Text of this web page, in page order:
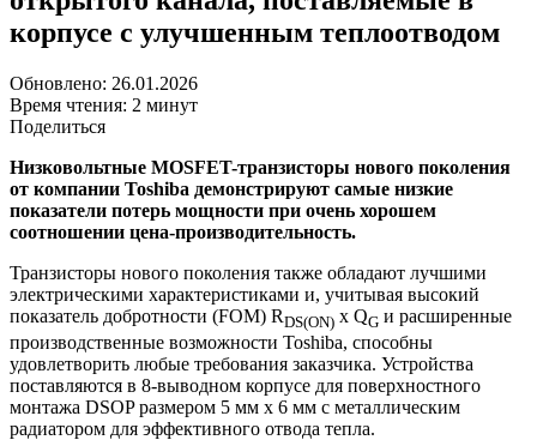
корпусе с улучшенным теплоотводом
Обновлено: 26.01.2026
Время чтения: 2 минут
Поделиться
Низковольтные MOSFET-транзисторы нового поколения
от компании Toshiba демонстрируют самые низкие
показатели потерь мощности при очень хорошем
соотношении цена-производительность.
Транзисторы нового поколения также обладают лучшими
электрическими характеристиками и, учитывая высокий
показатель добротности (FOM) RDS(ON) x QG и расширенные
производственные возможности Toshiba, способны
удовлетворить любые требования заказчика. Устройства
поставляются в 8-выводном корпусе для поверхностного
монтажа DSOP размером 5 мм x 6 мм с металлическим
радиатором для эффективного отвода тепла.